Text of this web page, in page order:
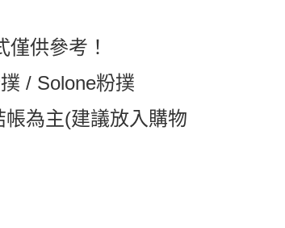
以上)免運費
供參考！
/ Solone粉撲
為主(建議放入購物